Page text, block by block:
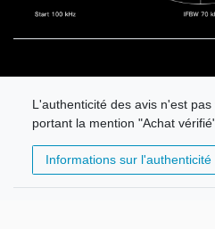
L'authenticité des avis n'est
portant la mention "Achat
Informations sur